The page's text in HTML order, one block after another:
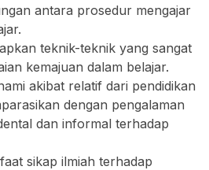
antara prosedur mengajar
teknik-teknik yang sangat
kemajuan dalam belajar.
akibat relatif dari pendidikan
dengan pengalaman
dan informal terhadap
sikap ilmiah terhadap